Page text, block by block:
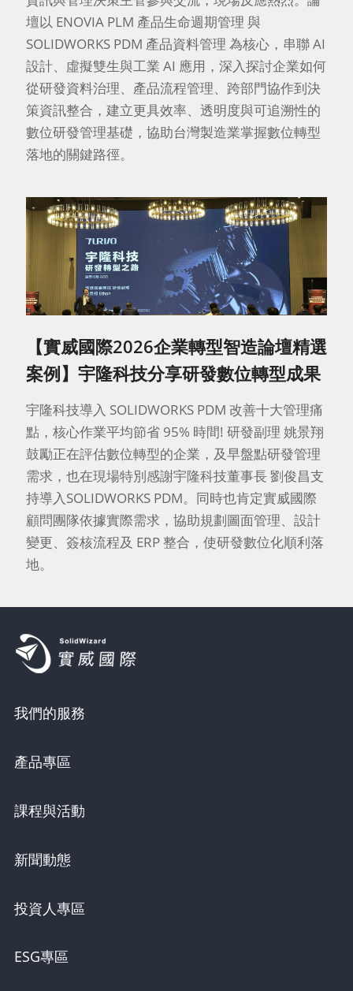
壇以 ENOVIA PLM 產品生命週期管理 與
SOLIDWORKS PDM 產品資料管理 為核心，串聯 AI
設計、虛擬雙生與工業 AI 應用，深入探討企業如何
從研發資料治理、產品流程管理、跨部門協作到決
策資訊整合，建立更具效率、透明度與可追溯性的
數位研發管理基礎，協助台灣製造業掌握數位轉型
落地的關鍵路徑。
【實威國際2026企業轉型智造論壇精選
案例】宇隆科技分享研發數位轉型成果
宇隆科技導入 SOLIDWORKS PDM 改善十大管理痛
點，核心作業平均節省 95% 時間! 研發副理 姚景翔
鼓勵正在評估數位轉型的企業，及早盤點研發管理
需求，也在現場特別感謝宇隆科技董事長 劉俊昌支
持導入SOLIDWORKS PDM。同時也肯定實威國際
顧問團隊依據實際需求，協助規劃圖面管理、設計
變更、簽核流程及 ERP 整合，使研發數位化順利落
地。
我們的服務
產品專區
課程與活動
新聞動態
投資人專區
ESG專區